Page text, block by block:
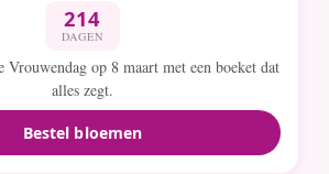
214
DAGEN
op 8 maart met een boeket dat
alles zegt.
Bestel bloemen